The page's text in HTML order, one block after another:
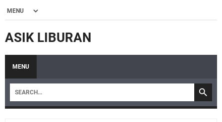
ASIK LIBURAN
MENU